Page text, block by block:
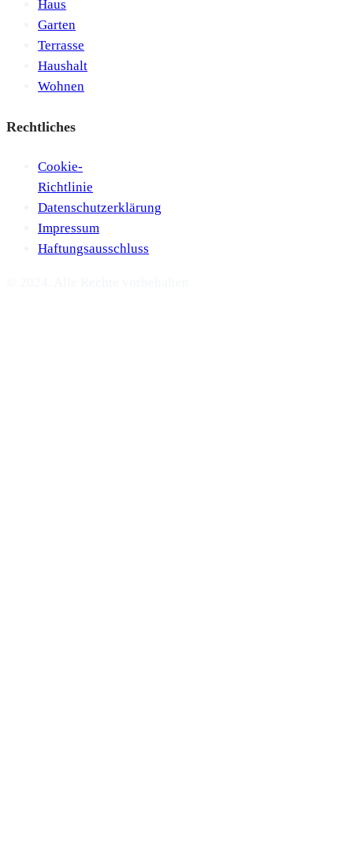
Haus
Garten
Terrasse
Haushalt
Wohnen
Rechtliches
Cookie-
Richtlinie
Datenschutzerklärung
Impressum
Haftungsausschluss